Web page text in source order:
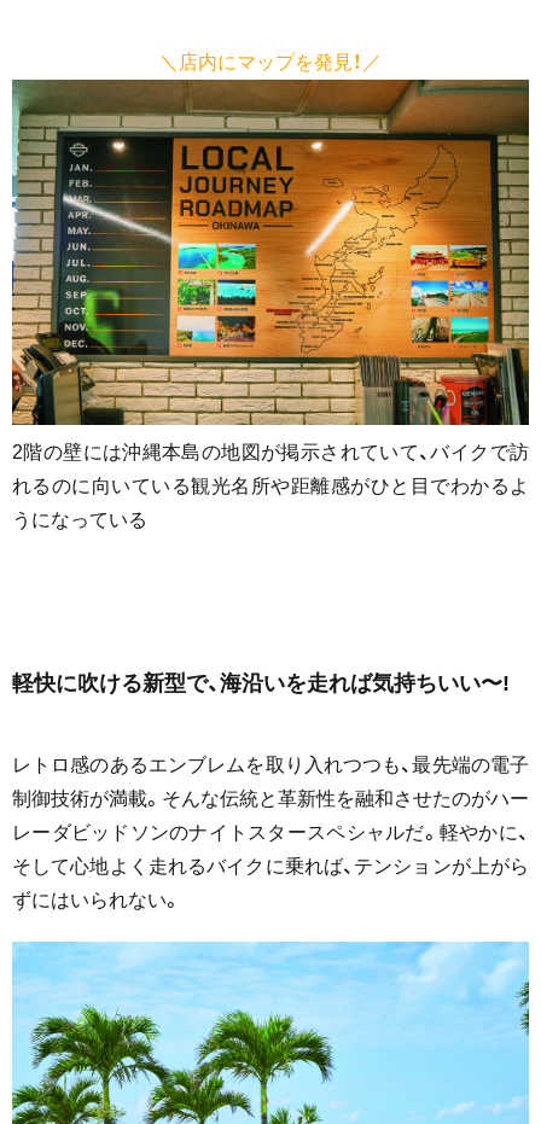
＼店内にマップを発見！／
2階の壁には沖縄本島の地図が掲示されていて、バイクで訪
れるのに向いている観光名所や距離感がひと目でわかるよ
うになっている
軽快に吹ける新型で、海沿いを走れば気持ちいい〜!
レトロ感のあるエンブレムを取り入れつつも、最先端の電子
制御技術が満載。そんな伝統と革新性を融和させたのがハー
レーダビッドソンのナイトスタースペシャルだ。軽やかに、
そして心地よく走れるバイクに乗れば、テンションが上がら
ずにはいられない。